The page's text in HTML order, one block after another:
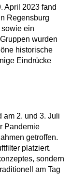
April 2023 fand
Regensburg
ein
wurden
historische
Eindrücke
am 2. und 3. Juli
Pandemie
getroffen.
platziert.
sondern
am Tag